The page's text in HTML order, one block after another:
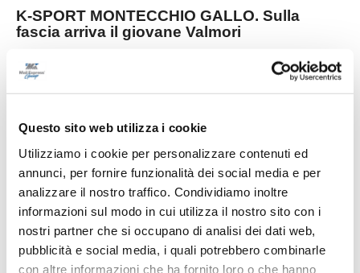
Questo sito web utilizza i cookie
Utilizziamo i cookie per personalizzare contenuti ed
annunci, per fornire funzionalità dei social media e per
analizzare il nostro traffico. Condividiamo inoltre
informazioni sul modo in cui utilizza il nostro sito con i
nostri partner che si occupano di analisi dei dati web,
pubblicità e social media, i quali potrebbero combinarle
con altre informazioni che ha fornito loro o che hanno
K-SPORT MONTECCHIO GALLO. Sulla
fascia arriva il giovane Valmori
ufficializza l'arrivo di Matteo Valmori, laterale
mancino classe 2006 che andrà a rinforzare la
rosa in vista della prossima stagione. Cresciuto
29/06/2026
ATLETICO MONDOLFO. Rinnovato il
direttivo: Colonna nuovo presidente
Tempo di novità in casa Atletico Mondolfo 1952,
dove l'assemblea annuale dei soci ha rinnovato i
Promozione. Dopo undici anni a...leggi
26/06/2026